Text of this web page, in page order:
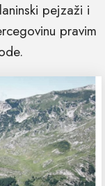
pejzaži i
pravim